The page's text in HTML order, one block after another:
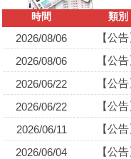
時間 類別
2026/08/06
【公
2026/08/06
【公
2026/06/22
【公
2026/06/22
【公
2026/06/11
【公
2026/06/04
【公